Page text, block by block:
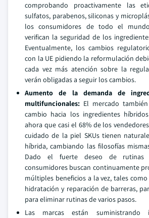
comprobando proactivamente las
sulfatos, parabenos, siliconas y
los consumidores de todo el
verifican la seguridad de los
Eventualmente, los cambios
con la UE pidiendo la reformulación
cada vez más atención sobre la
verán obligadas a seguir los cambios.
Aumento de la demanda de
multifuncionales: El mercado
cambio hacia los ingredientes
ahora que casi el 68% de los
cuidado de la piel SKUs tienen
híbrida, cambiando las filosofías
Dado el fuerte deseo de rutinas
consumidores buscan continuamente
múltiples beneficios a la vez, tales
hidratación y reparación de barreras,
para eliminar rutinas de varios pasos.
Las marcas están suministrando